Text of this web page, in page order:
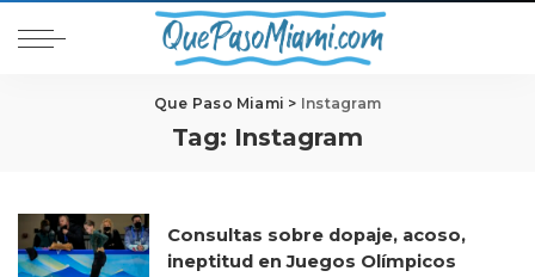
Que Paso Miami > Instagram
Tag: Instagram
Consultas sobre dopaje, acoso,
ineptitud en Juegos Olímpicos